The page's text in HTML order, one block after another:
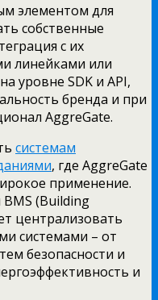
элементом для
собственные
с их
линейками или
уровне SDK и API,
бренда и при
AggreGate.
системам
, где AggreGate
применение.
(Building
централизовать
системами – от
безопасности и
и